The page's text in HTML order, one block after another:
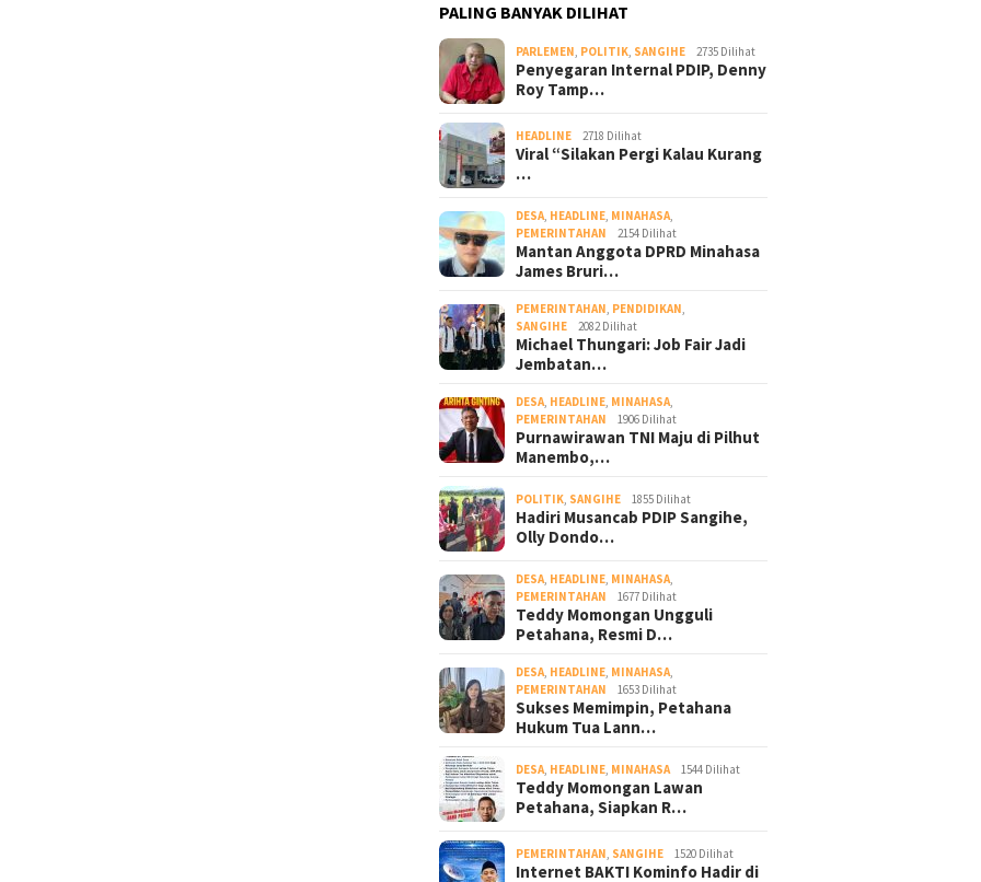
PALING BANYAK DILIHAT
PARLEMEN, POLITIK, SANGIHE 2735 Dilihat
Penyegaran Internal PDIP, Denny
Roy Tamp…
HEADLINE 2718 Dilihat
Viral “Silakan Pergi Kalau Kurang
…
DESA, HEADLINE, MINAHASA,
PEMERINTAHAN
2154 Dilihat
Mantan Anggota DPRD Minahasa
James Bruri…
PEMERINTAHAN, PENDIDIKAN,
SANGIHE
2082 Dilihat
Michael Thungari: Job Fair Jadi
Jembatan…
DESA, HEADLINE, MINAHASA,
PEMERINTAHAN
1906 Dilihat
Purnawirawan TNI Maju di Pilhut
Manembo,…
POLITIK, SANGIHE 1855 Dilihat
Hadiri Musancab PDIP Sangihe,
Olly Dondo…
DESA, HEADLINE, MINAHASA,
PEMERINTAHAN
1677 Dilihat
Teddy Momongan Ungguli
Petahana, Resmi D…
DESA, HEADLINE, MINAHASA,
PEMERINTAHAN
1653 Dilihat
Sukses Memimpin, Petahana
Hukum Tua Lann…
DESA, HEADLINE, MINAHASA 1544 Dilihat
Teddy Momongan Lawan
Petahana, Siapkan R…
PEMERINTAHAN, SANGIHE 1520 Dilihat
Internet BAKTI Kominfo Hadir di